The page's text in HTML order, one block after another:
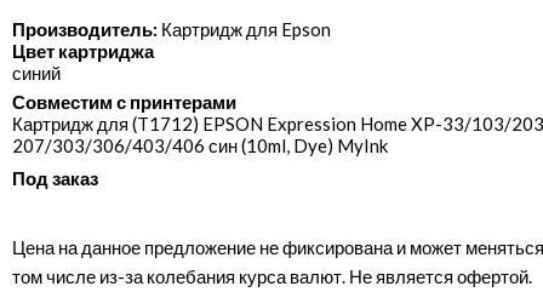
Производитель: Картридж для Epson
Цвет картриджа
синий
Совместим с принтерами
Картридж для (T1712) EPSON Expression Home XP-33/​103/​
207/​303/​306/​403/​406 син (10ml, Dye) MyInk
Под заказ
Цена на данное предложение не фиксирована и может
том числе из-за колебания курса валют. Не является офертой.